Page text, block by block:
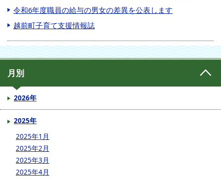
令和6年度職員の給与の男女の差異を公表します
越前町子育て支援情報誌
月別
2026年
2025年
2025年1月
2025年2月
2025年3月
2025年4月